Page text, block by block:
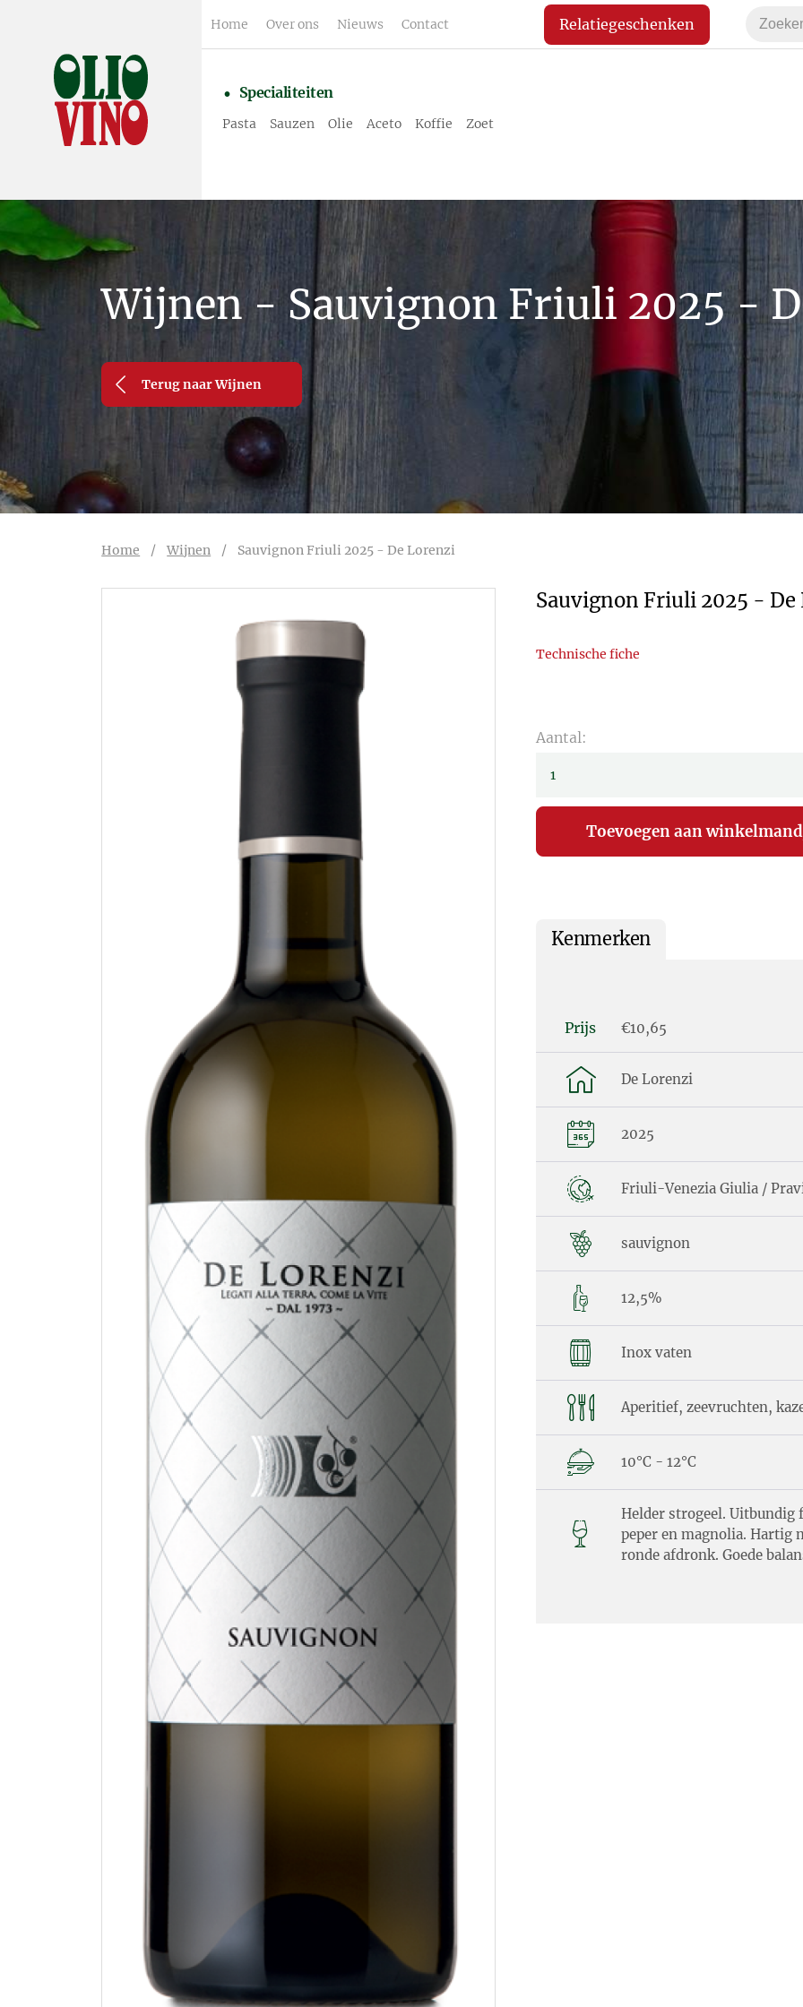
Home Over ons Nieuws Contact Relatiegeschenken
Specialiteiten
Pasta Sauzen Olie Aceto Koffie Zoet
Wijnen - Sauvignon Friuli 2025 -
Terug naar Wijnen
Home /Wijnen / Sauvignon Friuli 2025 - De Lorenzi
Sauvignon Friuli 2025 - De
Technische fiche
Aantal:
Kenmerken
Prijs €10,65
De Lorenzi
2025
Friuli-Venezia Giulia /
sauvignon
12,5%
Inox vaten
Aperitief, zeevruchten,
10°C - 12°C
Helder strogeel.
peper en magnolia. Hartig
ronde afdronk. Goede